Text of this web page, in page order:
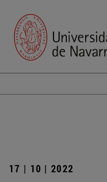
17 | 10 | 2022